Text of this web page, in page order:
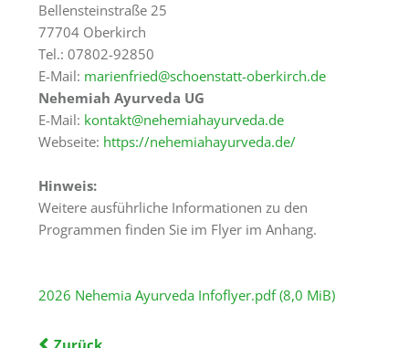
Haus
&
Lage
Anfrage
Schönstatt
Was
ist
Schönstatt?
Marienfried
Schönstattbewegung
Bellensteinstraße 25
77704 Oberkirch
Tel.: 07802-92850
E-Mail: marienfried@schoenstatt-oberkirch.de
Nehemiah Ayurveda UG
E-Mail: kontakt@nehemiahayurveda.de
Webseite: https://nehemiahayurveda.de/
Hinweis:
Weitere ausführliche Informationen zu den
Programmen finden Sie im Flyer im Anhang.
2026 Nehemia Ayurveda Infoflyer.pdf(8,0 MiB)
Zurück